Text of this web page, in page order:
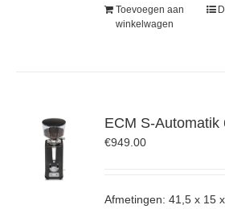
Toevoegen aan
winkelwagen
ECM S-Automatik
€949.00
Afmetingen: 41,5 x 15